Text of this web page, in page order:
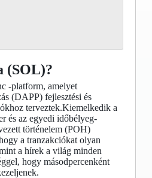
(SOL)?
-platform, amelyet
(DAPP) fejlesztési és
terveztek.Kiemelkedik a
és az egyedi időbélyeg-
történelem (POH)
a tranzakciókat olyan
a hírek a világ minden
hogy másodpercenként